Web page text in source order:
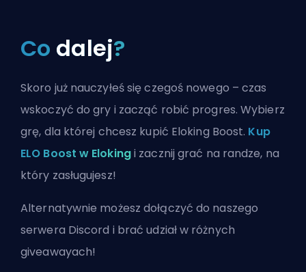
Co dalej?
Skoro już nauczyłeś się czegoś nowego – czas
wskoczyć do gry i zacząć robić progres. Wybierz
grę, dla której chcesz kupić Eloking Boost. Kup
ELO Boost w Elokingi zacznij grać na randze, na
który zasługujesz!
Alternatywnie możeszdołączyć do naszego
serwera Discord i brać udział w różnych
giveawayach!